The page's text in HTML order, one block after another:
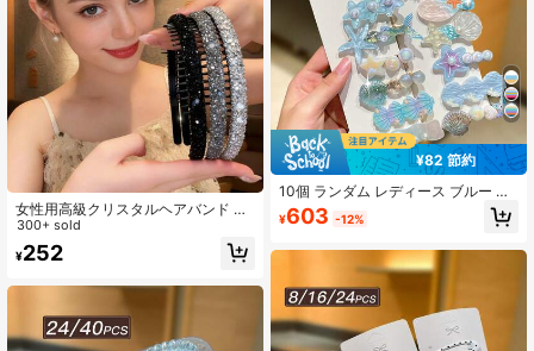
女性用高級クリスタルヘアバンド 3
個セット、滑り止め歯デザイン、ヘ
アアクセサリー、日常使い、洗顔、
メイクアップに適しています
300+ sold
¥252
¥82 節約
10個 ランダム レディース ブルー フ
ェイクパール ラインストーン オーシ
ャン ヘアクリップ、マーメイド ヘア
殻 ヘアクリップ、サイドクリップ、
ボヘミアン スタイル、レディース ヘ
アアクセサリー。デイリーカジュア
ル、旅行、ハワイ、ビーチバケーシ
ョンウェアに適しています。夏のヘ
アアクセサリー。
¥603 -12%